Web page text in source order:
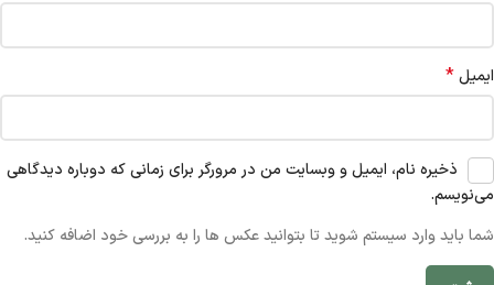
ایمیل*
ذخیره نام، ایمیل و وبسایت من در مرورگر برای زمانی که دوباره دیدگاهی
می‌نویسم.
شما باید وارد سیستم شوید تا بتوانید عکس ها را به بررسی خود اضافه کنید.